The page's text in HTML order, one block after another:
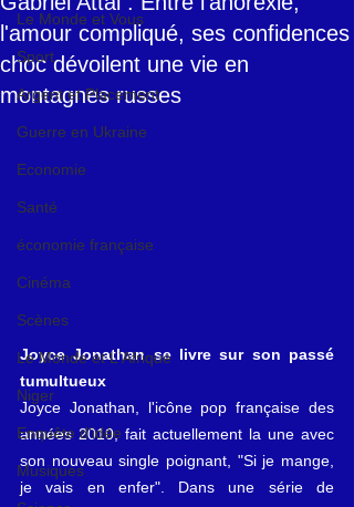
Le Monde et Vous
Sport
Argent et Placement
Guerre en Ukraine
Economie
Santé
économie française
Cinéma
Scènes
Le Monde et L'Afrique
Niger
Enquête d'idée
Musiques
l'amour compliqué, ses confidences
choc dévoilent une vie en
montagnes russes
Joyce Jonathan se livre sur son passé
tumultueux
Joyce Jonathan, l'icône pop française des
années 2010, fait actuellement la une avec
son nouveau single poignant, "Si je mange,
je vais en enfer". Dans une série de